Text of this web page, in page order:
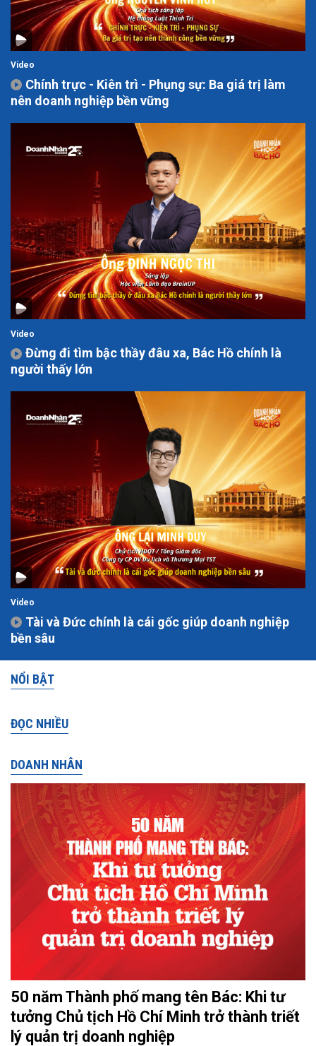
Video
Chính trực - Kiên trì - Phụng sự: Ba giá trị làm
nên doanh nghiệp bền vững
Video
Đừng đi tìm bậc thầy đâu xa, Bác Hồ chính là
người thấy lớn
Video
Tài và Đức chính là cái gốc giúp doanh nghiệp
bền sâu
NỔI BẬT
ĐỌC NHIỀU
DOANH NHÂN
50 năm Thành phố mang tên Bác: Khi tư
tưởng Chủ tịch Hồ Chí Minh trở thành triết
lý quản trị doanh nghiệp